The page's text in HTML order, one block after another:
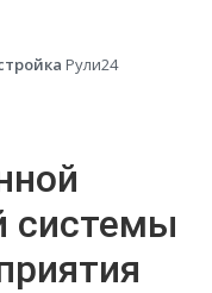
Рули24
системы